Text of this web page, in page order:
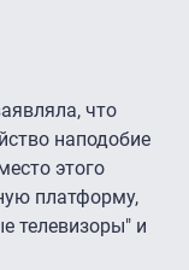
что
наподобие
этого
платформу,
телевизоры" и